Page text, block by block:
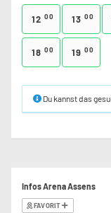
12 00 13 00
18 00 19 00
Du kannst das
Infos Arena Assens
FAVORIT